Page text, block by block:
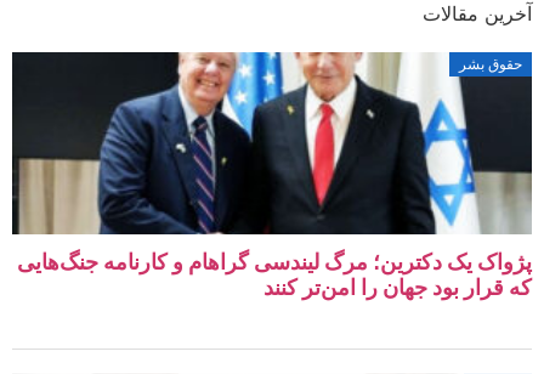
آخرین مقالات
حقوق بشر
پژواک یک دکترین؛ مرگ لیندسی گراهام و کارنامه جنگ‌هایی
که قرار بود جهان را امن‌تر کنند